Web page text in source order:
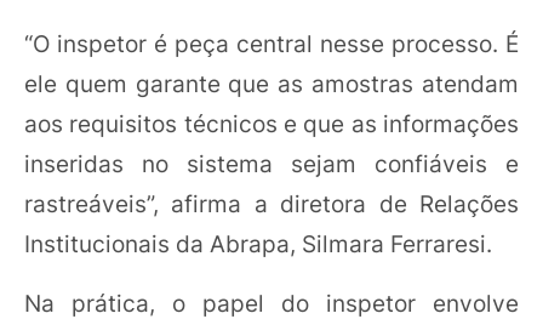
“O inspetor é peça central nesse processo. É
ele quem garante que as amostras atendam
aos requisitos técnicos e que as informações
inseridas no sistema sejam confiáveis e
rastreáveis”, afirma a diretora de Relações
Institucionais da Abrapa, Silmara Ferraresi.
Na prática, o papel do inspetor envolve